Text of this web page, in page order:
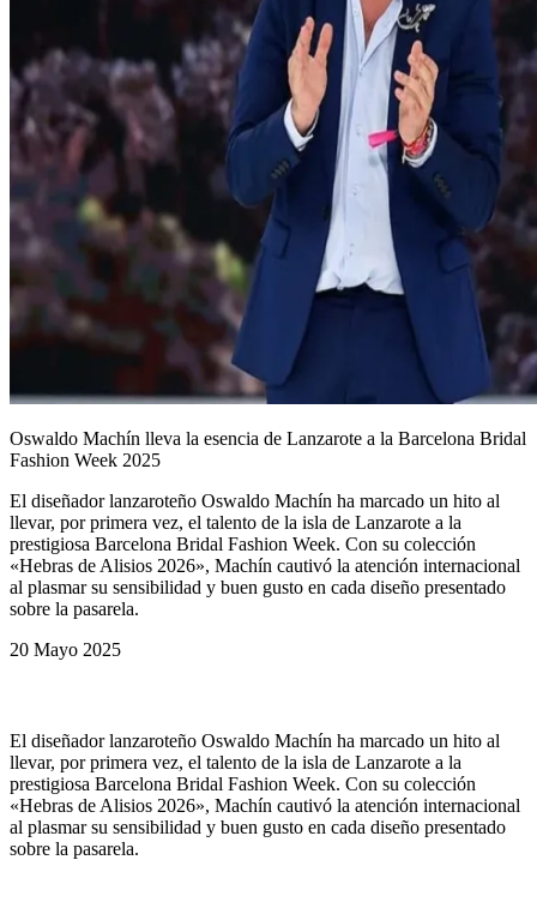
Oswaldo Machín lleva la esencia de Lanzarote a la Barcelona Bridal
Fashion Week 2025
El diseñador lanzaroteño Oswaldo Machín ha marcado un hito al
llevar, por primera vez, el talento de la isla de Lanzarote a la
prestigiosa Barcelona Bridal Fashion Week. Con su colección
«Hebras de Alisios 2026», Machín cautivó la atención internacional
al plasmar su sensibilidad y buen gusto en cada diseño presentado
sobre la pasarela.
20 Mayo 2025
El diseñador lanzaroteño Oswaldo Machín ha marcado un hito al
llevar, por primera vez, el talento de la isla de Lanzarote a la
prestigiosa Barcelona Bridal Fashion Week. Con su colección
«Hebras de Alisios 2026», Machín cautivó la atención internacional
al plasmar su sensibilidad y buen gusto en cada diseño presentado
sobre la pasarela.